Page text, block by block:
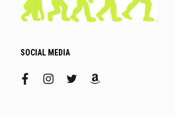
SOCIAL MEDIA
facebookinstagram
twitteramazon